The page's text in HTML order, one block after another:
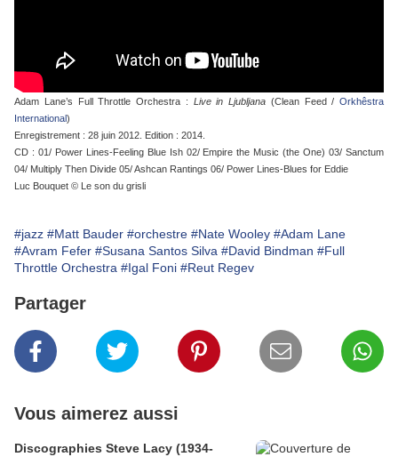
Adam Lane’s Full Throttle Orchestra : Live in Ljubljana (Clean Feed / Orkhêstra
International)
Enregistrement : 28 juin 2012. Edition : 2014.
CD : 01/ Power Lines-Feeling Blue Ish 02/ Empire the Music (the One) 03/ Sanctum
04/ Multiply Then Divide 05/ Ashcan Rantings 06/ Power Lines-Blues for Eddie
Luc Bouquet © Le son du grisli
#jazz #Matt Bauder #orchestre #Nate Wooley #Adam Lane
#Avram Fefer #Susana Santos Silva #David Bindman #Full
Throttle Orchestra #Igal Foni #Reut Regev
Partager
Vous aimerez aussi
Discographies Steve Lacy (1934-